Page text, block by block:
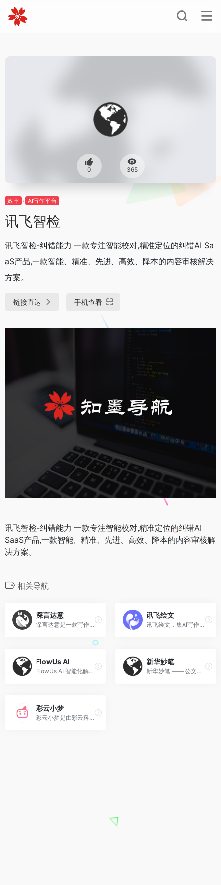
0 365
效率 AI写作平台
讯飞智检
讯飞智检-纠错能力 一款专注智能校对,精准定位的纠错AI Sa
aS产品,一款智能、精准、先进、高效、降本的内容审核解决
方案。
链接直达 手机查看
讯飞智检-纠错能力 一款专注智能校对,精准定位的纠错AI
SaaS产品,一款智能、精准、先进、高效、降本的内容审核解
决方案。
相关导航
深言达意
深言达意是一款写作辅助工具,核心功能包括据意查词、据意查句。根据模糊的描述,找到贴切的词语和名言佳句,支持汉英双语。
讯飞绘文
讯飞绘文，集AI写作，选题，配图，排版，润色，发布等功能为一体的智能创作平台。
FlowUs AI
FlowUs AI 智能化解决工作、学习、生活中的各项任务,领略未来工作流的魅力。
新华妙笔
新华妙笔 —— 公文写作AIGC平台，由新华通讯社媒体融合生产技术与系统国家重点实验室与博特智能公司联合研发。集查、写、审、学一体，在公文内容权威供给、公文内容决策辅助、公文内容自动生成、公文内容智能审核领域为公职人员提效降本、知识赋能。
彩云小梦
彩云小梦是由彩云科技推出的AI创作工具，通过智能续写、自定义世界设定、多风格生成等功能，帮助用户轻松完成小说、剧本等文本创作。